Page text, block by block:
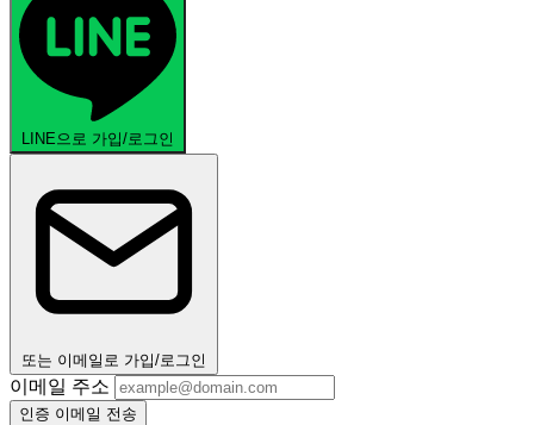
LINE으로 가입/로그인
또는 이메일로 가입/로그인
이메일 주소
인증 이메일 전송